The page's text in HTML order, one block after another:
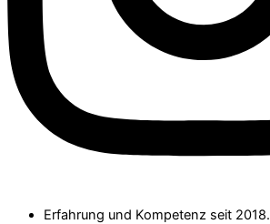
Erfahrung und Kompetenz seit 2018.